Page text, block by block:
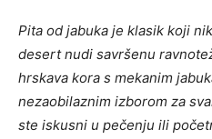
Pita od jabuka je klasik koji
desert nudi savršenu
hrskava kora s mekanim
nezaobilaznim izborom za
ste iskusni u pečenju ili